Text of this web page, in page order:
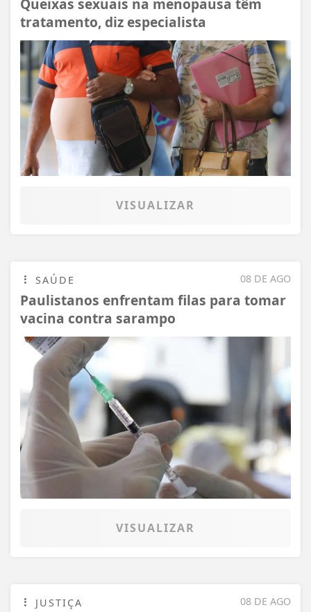
tratamento, diz especialista
VISUALIZAR
08 DE AGO
SAÚDE
Paulistanos enfrentam filas para tomar
vacina contra sarampo
VISUALIZAR
08 DE AGO
JUSTIÇA